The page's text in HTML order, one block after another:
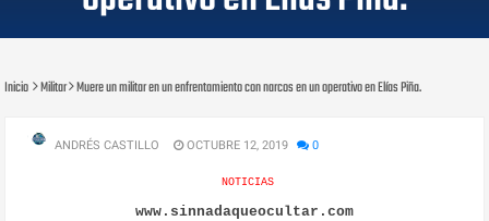
Inicio Militar Muere un militar en un enfrentamiento con narcos en un operativo en Elías Piña.
ANDRÉS CASTILLO OCTUBRE 12, 2019 0
NOTICIAS
www.sinnadaqueocultar.com